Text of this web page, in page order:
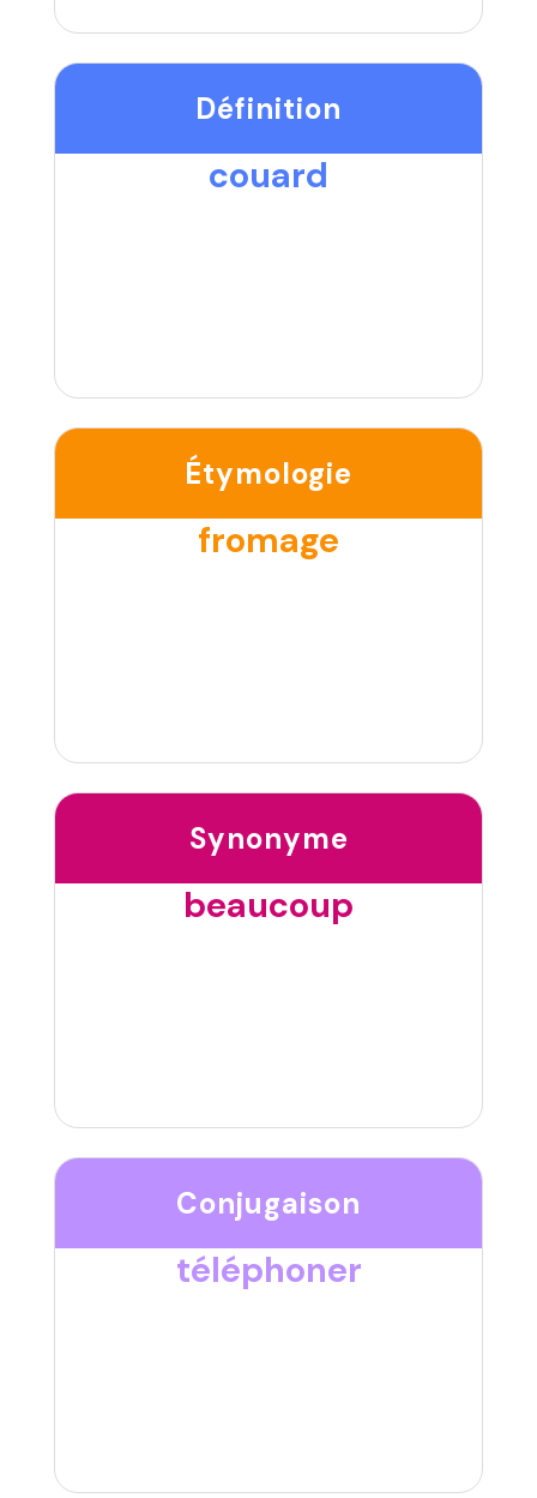
Définition
couard
Étymologie
fromage
Synonyme
beaucoup
Conjugaison
téléphoner